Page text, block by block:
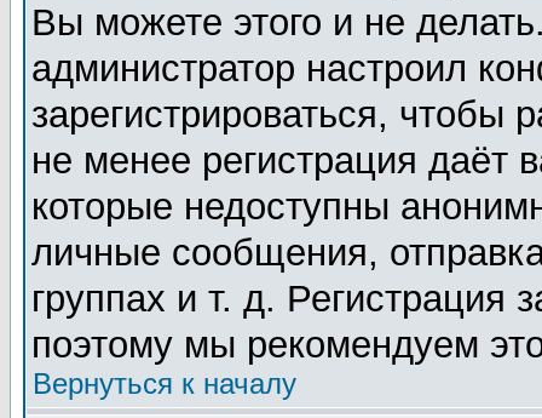
Вы можете этого и не
администратор настроил
зарегистрироваться,
не менее регистрация даёт
которые недоступны
личные сообщения,
группах и т. д. Регистрация
поэтому мы рекомендуем
Вернуться к началу